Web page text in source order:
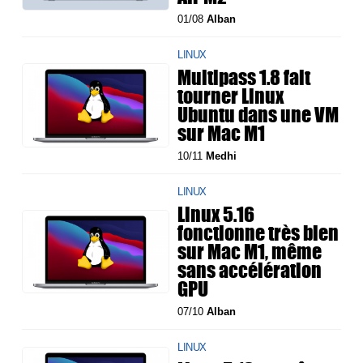
01/08Alban
LINUX
Multipass 1.8 fait
tourner Linux
Ubuntu dans une VM
sur Mac M1
10/11 Medhi
LINUX
Linux 5.16
fonctionne très bien
sur Mac M1, même
sans accélération
GPU
07/10Alban
LINUX